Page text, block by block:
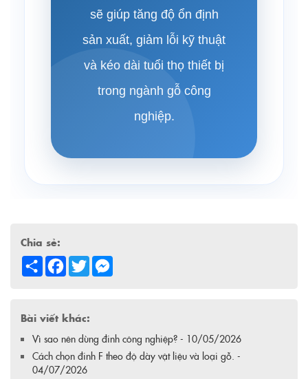
sẽ giúp tăng độ ổn định
sản xuất, giảm lỗi kỹ thuật
và kéo dài tuổi thọ thiết bị
trong ngành gỗ công
nghiệp.
Chia sẻ:
Share Facebook
Twitter
Bài viết khác:
Vì sao nên dùng đinh công nghiệp? - 10/05/2026
Cách chọn đinh F theo độ dày vật liệu và loại gỗ. -
04/07/2026